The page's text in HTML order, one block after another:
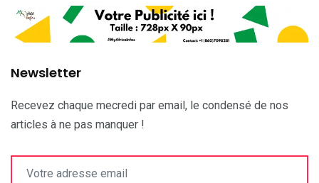
Newsletter
Recevez chaque mecredi par email, le condensé de nos
articles à ne pas manquer !